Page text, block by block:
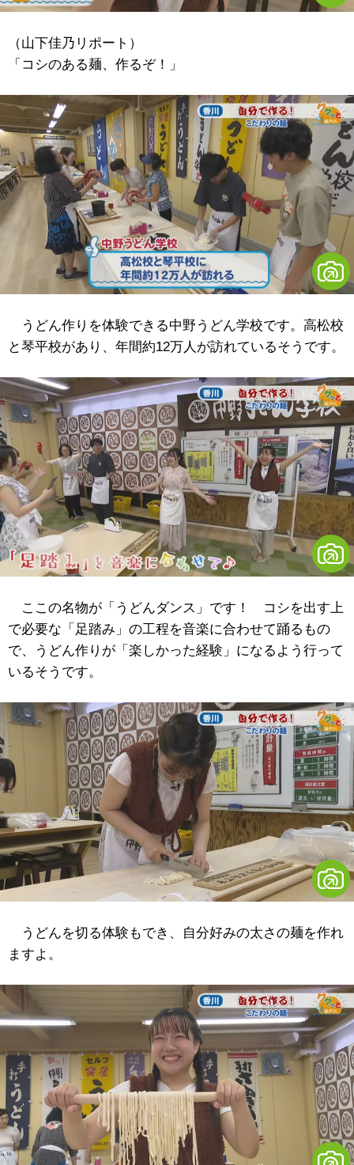
（山下佳乃リポート）
「コシのある麺、作るぞ！」
うどん作りを体験できる中野うどん学校です。高松校
と琴平校があり、年間約12万人が訪れているそうです。
ここの名物が「うどんダンス」です！ コシを出す上
で必要な「足踏み」の工程を音楽に合わせて踊るもの
で、うどん作りが「楽しかった経験」になるよう行って
いるそうです。
うどんを切る体験もでき、自分好みの太さの麺を作れ
ますよ。